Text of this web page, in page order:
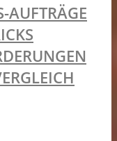
AUFTRÄGE